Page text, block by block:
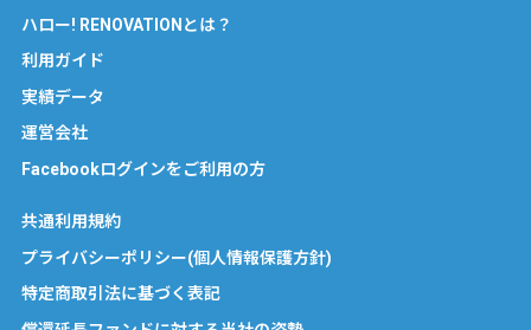
ハロー! RENOVATIONとは？
利用ガイド
実績データ
運営会社
Facebookログインをご利用の方
共通利用規約
プライバシーポリシー(個人情報保護方針)
特定商取引法に基づく表記